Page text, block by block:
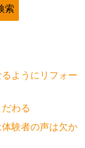
ようにリフォー
わる
験者の声は欠か